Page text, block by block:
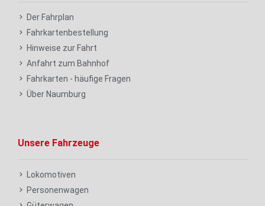
Der Fahrplan
Fahrkartenbestellung
Hinweise zur Fahrt
Anfahrt zum Bahnhof
Fahrkarten - häufige Fragen
Über Naumburg
Unsere Fahrzeuge
Lokomotiven
Personenwagen